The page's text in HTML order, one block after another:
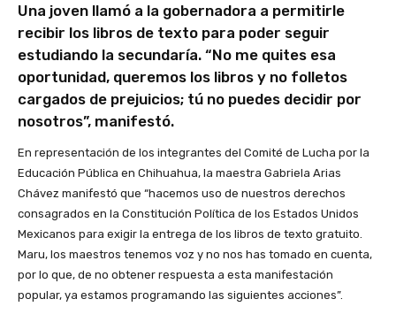
Una joven llamó a la gobernadora a permitirle
recibir los libros de texto para poder seguir
estudiando la secundaría. “No me quites esa
oportunidad, queremos los libros y no folletos
cargados de prejuicios; tú no puedes decidir por
nosotros”, manifestó.
En representación de los integrantes del Comité de Lucha por la
Educación Pública en Chihuahua, la maestra Gabriela Arias
Chávez manifestó que “hacemos uso de nuestros derechos
consagrados en la Constitución Política de los Estados Unidos
Mexicanos para exigir la entrega de los libros de texto gratuito.
Maru, los maestros tenemos voz y no nos has tomado en cuenta,
por lo que, de no obtener respuesta a esta manifestación
popular, ya estamos programando las siguientes acciones”.